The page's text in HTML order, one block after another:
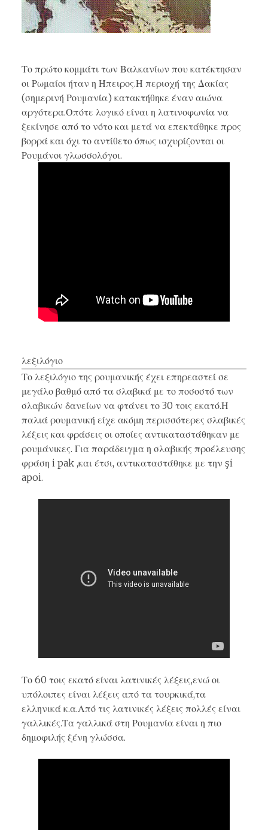
Το πρώτο κομμάτι των Βαλκανίων που κατέκτησαν
οι Ρωμαίοι ήταν η Ήπειρος.Η περιοχή της Δακίας
(σημερινή Ρουμανία) κατακτήθηκε έναν αιώνα
αργότερα.Οπότε λογικό είναι η λατινοφωνία να
ξεκίνησε από το νότο και μετά να επεκτάθηκε προς
βορρά και όχι το αντίθετο όπως ισχυρίζονται οι
Ρουμάνοι γλωσσολόγοι.
λεξιλόγιο
Το λεξιλόγιο της ρουμανικής έχει επηρεαστεί σε
μεγάλο βαθμό από τα σλαβικά με το ποσοστό των
σλαβικών δανείων να φτάνει το 30 τοις εκατό.Η
παλιά ρουμανική είχε ακόμη περισσότερες σλαβικές
λέξεις και φράσεις οι οποίες αντικαταστάθηκαν με
ρουμάνικες. Για παράδειγμα η σλαβικής προέλευσης
φράση i pak ,και έτσι, αντικαταστάθηκε με την şi
apoi.
Το 60 τοις εκατό είναι λατινικές λέξεις,ενώ οι
υπόλοιπες είναι λέξεις από τα τουρκικά,τα
ελληνικά κ.α.Από τις λατινικές λέξεις πολλές είναι
γαλλικές.Τα γαλλικά στη Ρουμανία είναι η πιο
δημοφιλής ξένη γλώσσα.